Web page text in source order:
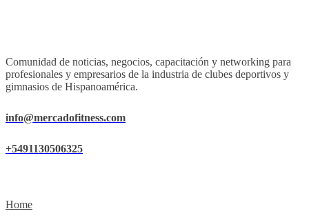
Comunidad de noticias, negocios, capacitación y networking para
profesionales y empresarios de la industria de clubes deportivos y
gimnasios de Hispanoamérica.
info@mercadofitness.com
+5491130506325
Home